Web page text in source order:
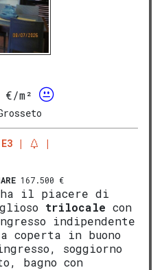
€/m²
167.500 €
ha il piacere di
trilocale con
indipendente
coperta in buono
soggiorno
bagno con